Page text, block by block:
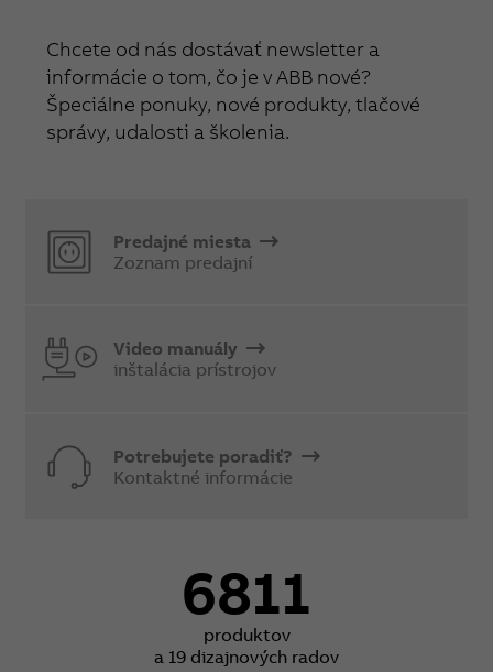
Chcete od nás dostávať newsletter a
informácie o tom, čo je v ABB nové?
Špeciálne ponuky, nové produkty, tlačové
správy, udalosti a školenia.
Predajné miesta
Zoznam predajní
Video manuály
inštalácia prístrojov
Potrebujete poradiť?
Kontaktné informácie
6811
produktov
a 19 dizajnových radov